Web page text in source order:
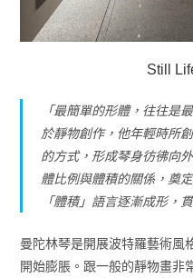
Still
「最簡單的形體，往往是
於靜物創作，他年輕時所
的方式，形成琴身彷彿向
體比例與體積的關係，奠
「體積」語言逐漸成形，
曼陀林琴是開展波特羅藝術風
開始膨脹。跟一般的靜物畫非